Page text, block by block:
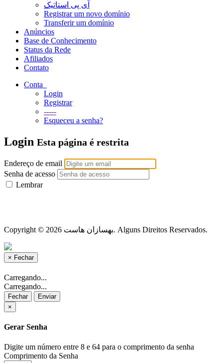
آی پی استاتیک
Registrar um novo domínio
Transferir um domínio
Anúncios
Base de Conhecimento
Status da Rede
Afiliados
Contato
Conta
Login
Registrar
-----
Esqueceu a senha?
Login Esta página é restrita
Endereço de email
Senha de acesso
Lembrar
Copyright © 2026 بهسازان هاست. Alguns Direitos Reservados.
× Fechar
Carregando...
Carregando...
Fechar
Enviar
×
Gerar Senha
Digite um número entre 8 e 64 para o comprimento da senha
Comprimento da Senha